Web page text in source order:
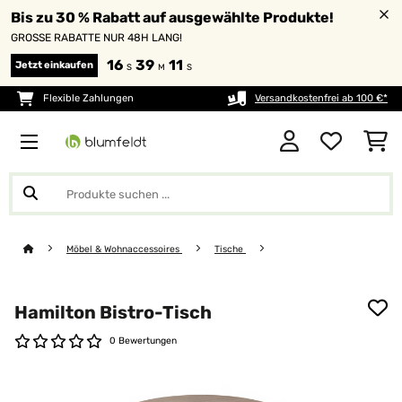
Bis zu 30 % Rabatt auf ausgewählte Produkte!
GROSSE RABATTE NUR 48H LANG!
Jetzt einkaufen 16 S 39 M 11 S
Flexible Zahlungen Versandkostenfrei ab 100 €*
Möbel & Wohnaccessoires Tische
Hamilton Bistro-Tisch
0 Bewertungen